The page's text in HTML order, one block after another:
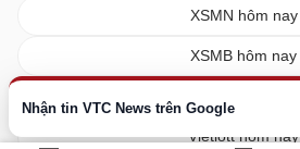
Nhận tin VTC News trên Google
XSMN hôm nay
XSMB hôm nay
Vietlott hôm nay